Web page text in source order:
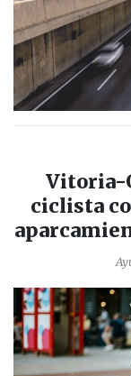
Vitoria-
ciclista